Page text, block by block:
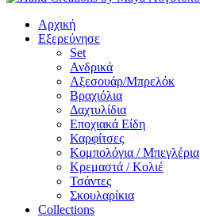
Αρχική
Εξερεύνησε
Set
Ανδρικά
Αξεσουάρ/Μπρελόκ
Βραχιόλια
Δαχτυλίδια
Εποχιακά Είδη
Καρφίτσες
Κομπολόγια / Μπεγλέρια
Κρεμαστά / Κολιέ
Τσάντες
Σκουλαρίκια
Collections